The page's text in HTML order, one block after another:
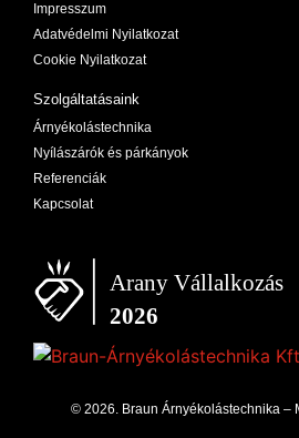
Impresszum
Adatvédelmi Nyilatkozat
Cookie Nyilatkozat
Szolgáltatásaink
Árnyékolástechnika
Nyílászárók és párkányok
Referenciák
Kapcsolat
© 2026. Braun Árnyékolástechnika –